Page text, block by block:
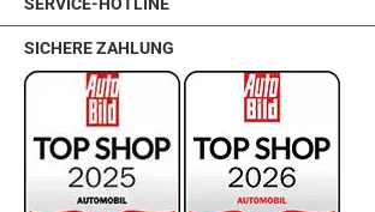
SICHERE ZAHLUNG